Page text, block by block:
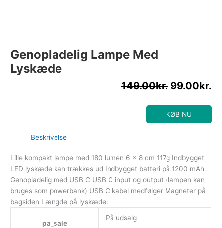
Genopladelig Lampe Med
Lyskæde
149.00kr. 99.00kr.
KØB NU
Beskrivelse
Lille kompakt lampe med 180 lumen 6 x 8 cm 117g Indbygget
LED lyskæde kan trækkes ud Indbygget batteri på 1200 mAh
Genopladelig med USB C USB C input og output (lampen kan
bruges som powerbank) USB C kabel medfølger Magneter på
bagsiden Længde på lyskæde:
pa_sale
På udsalg